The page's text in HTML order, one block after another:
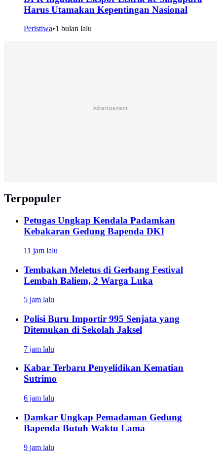
Harus Utamakan Kepentingan Nasional
Peristiwa•1 bulan lalu
Advertisement
Terpopuler
Petugas Ungkap Kendala Padamkan
Kebakaran Gedung Bapenda DKI
11 jam lalu
Tembakan Meletus di Gerbang Festival
Lembah Baliem, 2 Warga Luka
5 jam lalu
Polisi Buru Importir 995 Senjata yang
Ditemukan di Sekolah Jaksel
7 jam lalu
Kabar Terbaru Penyelidikan Kematian
Sutrimo
6 jam lalu
Damkar Ungkap Pemadaman Gedung
Bapenda Butuh Waktu Lama
9 jam lalu